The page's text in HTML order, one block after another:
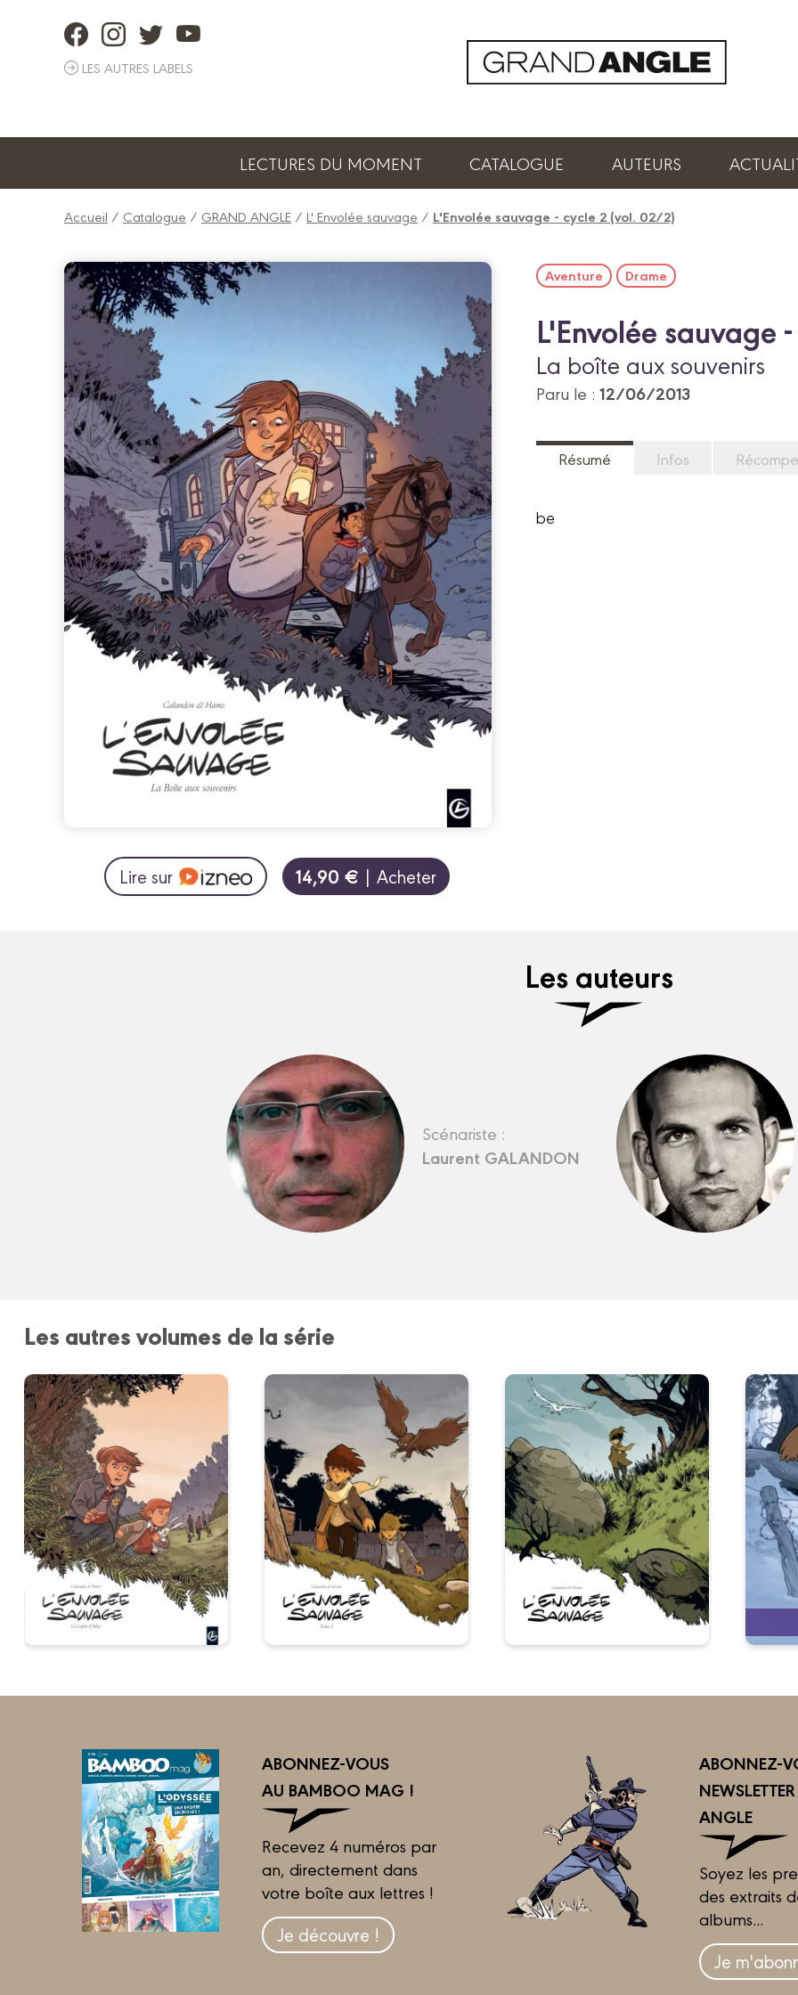
LES AUTRES LABELS
LECTURES DU MOMENT CATALOGUE AUTEURS
Accueil / Catalogue / GRAND ANGLE / L' Envolée sauvage / L'Envolée sauvage - cycle 2 (vol. 02/2)
Lire sur 14,90 € | Acheter
Aventure Drame
L'Envolée
La boîte aux souvenirs
Paru le : 12/06/2013
Résumé Infos
be
Les auteurs
Scénariste :
Laurent GALANDON
Les autres volumes de la série
ABONNEZ-VOUS
AU BAMBOO MAG !
Recevez 4 numéros par
an, directement dans
votre boîte aux lettres !
Je découvre !
ABONNEZ-
ANGLE
Soyez les
des extraits
albums...
Je